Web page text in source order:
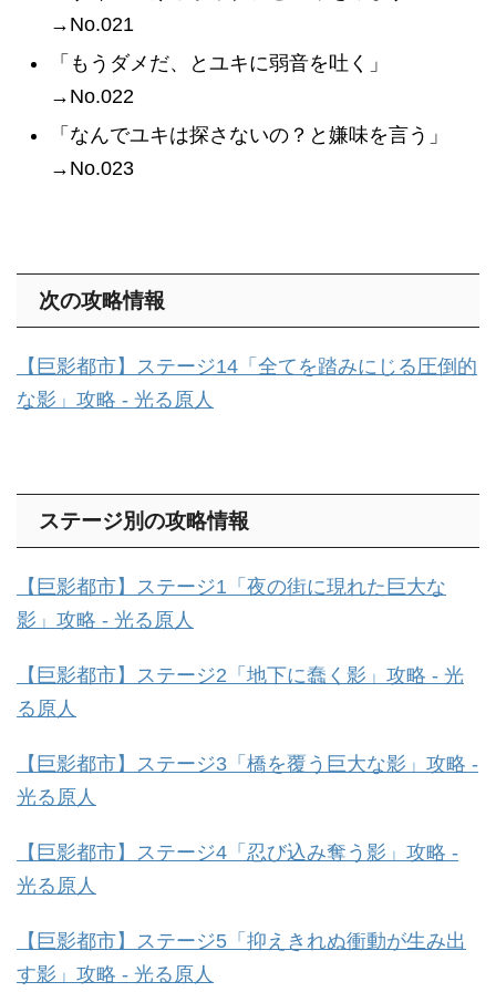
→No.021
「もうダメだ、とユキに弱音を吐く」
→No.022
「なんでユキは探さないの？と嫌味を言う」
→No.023
次の攻略情報
【巨影都市】ステージ14「全てを踏みにじる圧倒的
な影」攻略 - 光る原人
ステージ別の攻略情報
【巨影都市】ステージ1「夜の街に現れた巨大な
影」攻略 - 光る原人
【巨影都市】ステージ2「地下に蠢く影」攻略 - 光
る原人
【巨影都市】ステージ3「橋を覆う巨大な影」攻略 -
光る原人
【巨影都市】ステージ4「忍び込み奪う影」攻略 -
光る原人
【巨影都市】ステージ5「抑えきれぬ衝動が生み出
す影」攻略 - 光る原人